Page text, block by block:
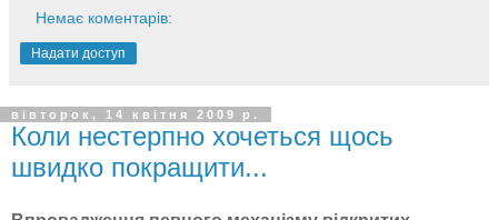
Немає коментарів:
Надати доступ
вівторок, 14 квітня 2009 р.
Коли нестерпно хочеться щось
швидко покращити...